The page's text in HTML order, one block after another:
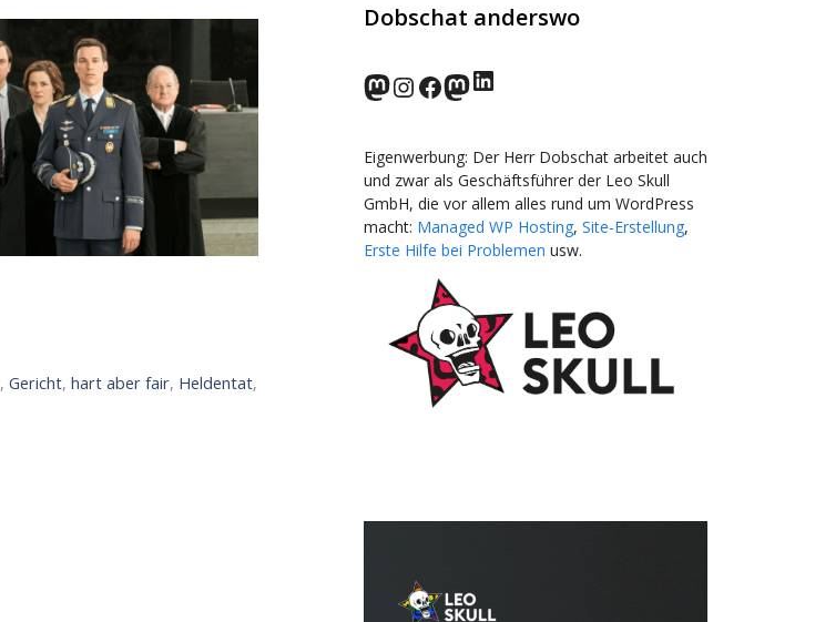
,Gericht,hart aber fair, Heldentat,
Dobschat anderswo
norden.social
Instagram
Facebook
wp-punks.social
LinkedIn
Eigenwerbung: Der Herr Dobschat arbeitet auch
und zwar als Geschäftsführer der Leo Skull
GmbH, die vor allem alles rund um WordPress
macht: Managed WP Hosting, Site-Erstellung,
Erste Hilfe bei Problemen usw.